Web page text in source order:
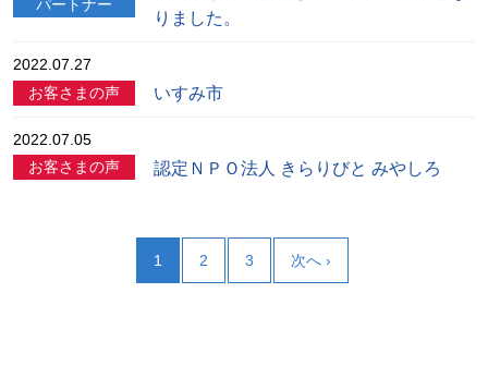
パートナー
りました。
2022.07.27
お客さまの声
いすみ市
2022.07.05
お客さまの声
認定ＮＰＯ法人 きらりびと みやしろ
1 2 3 次へ ›